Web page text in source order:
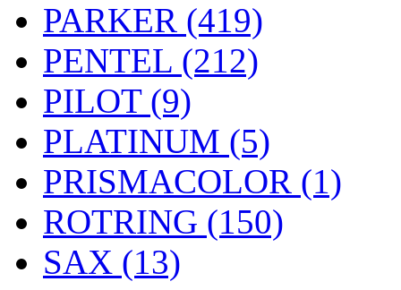
PARKER (419)
PENTEL (212)
PILOT (9)
PLATINUM (5)
PRISMACOLOR (1)
ROTRING (150)
SAX (13)